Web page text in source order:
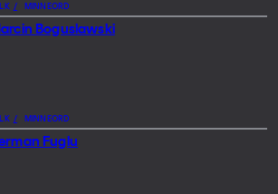
/ MINNEORD
Boguslawski
/ MINNEORD
Fuglu